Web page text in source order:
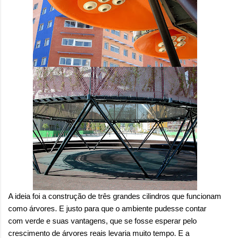
A ideia foi a construção de três grandes cilindros que funcionam
como árvores. E justo para que o ambiente pudesse contar
com verde e suas vantagens, que se fosse esperar pelo
crescimento de árvores reais levaria muito tempo. E a